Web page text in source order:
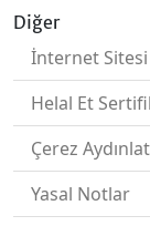
Diğer
İnternet
Helal Et
Çerez
Yasal Notlar